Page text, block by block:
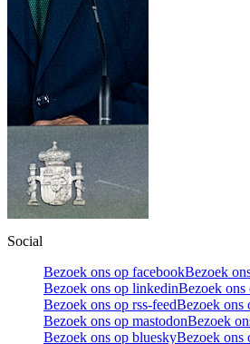
Social
Bezoek ons op facebookBezoek
Bezoek ons op linkedinBezoek ons
Bezoek ons op rss-feedBezoek ons
Bezoek ons op mastodonBezoek
Bezoek ons op blueskyBezoek ons